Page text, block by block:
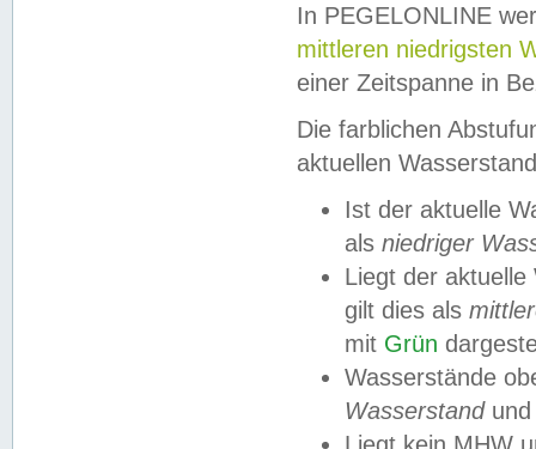
In PEGELONLINE
mittleren niedrigsten
einer Zeitspanne in
Die farblichen
aktuellen
Ist der aktuelle
als niedriger
Liegt der
gilt dies als
mit Grün
Wasserstände
Wasserstandund
Liegt kein MHW